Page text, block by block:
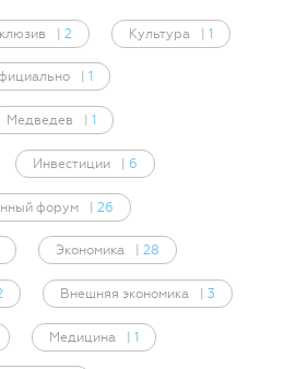
| 2 Культура | 1
1
Медведев 1
Инвестиции | 6
форум | 26
Экономика 28
Внешняя экономика 3
Медицина | 1